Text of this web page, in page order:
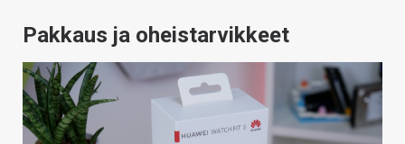
Pakkaus ja oheistarvikkeet